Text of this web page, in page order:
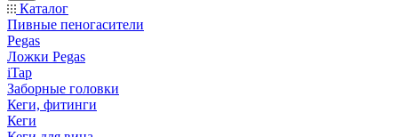
Каталог
Пивные пеногасители
Pegas
Ложки Pegas
iTap
Заборные головки
Кеги, фитинги
Кеги